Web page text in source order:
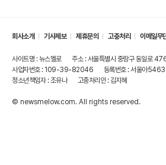
회사소개 기사제보 제휴문의 고충처리 이메일무
사이트명 : 뉴스멜로 주소 : 서울특별시 중랑구 동일로
사업자번호 : 109-39-82046
등록번호 : 서울아
청소년책임자 : 조유나
고충처리인 : 김지혜
© newsmelow.com. All rights reserved.